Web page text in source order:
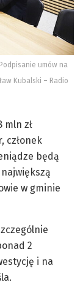
umów na
Kubalski – Radio
mln zł
członek
będą
w gminie
2
i na